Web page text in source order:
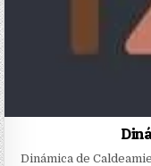
Dinámica de